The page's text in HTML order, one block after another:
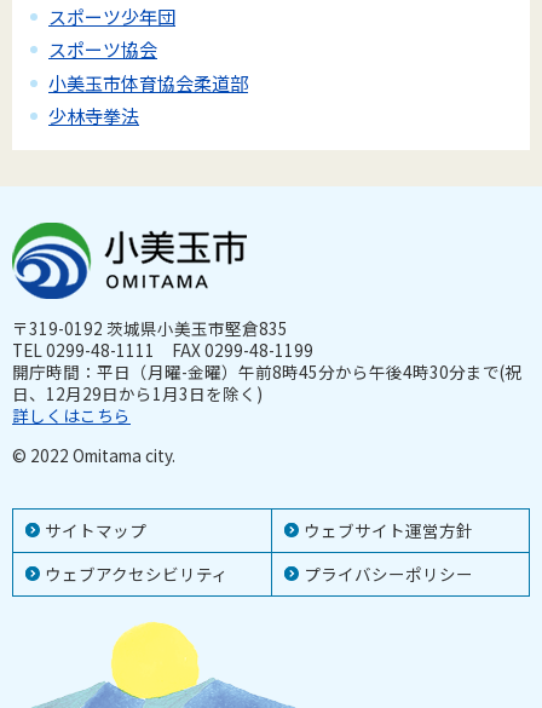
スポーツ少年団
スポーツ協会
小美玉市体育協会柔道部
少林寺拳法
サイトマップ
ウェブサイト運営方針
ウェブアクセシビリティ
プライバシーポリシー
〒319-0192 茨城県小美玉市堅倉835
TEL 0299-48-1111 FAX 0299-48-1199
開庁時間：平日（月曜-金曜）午前8時45分から午後4時30分まで(祝
日、12月29日から1月3日を除く)
詳しくはこちら
© 2022 Omitama city.